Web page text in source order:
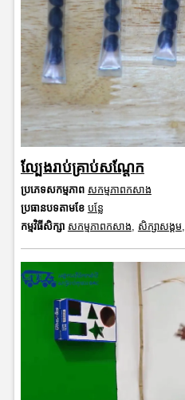
ល្បែងរាប់គ្រាប់សណ្តែក
ប្រភេទសកម្មភាព សកម្មភាពកសាង
ប្រធានបទតាមខែ បន្លែ
កម្មវិធីសិក្សា សកម្មភាពកសាង, សិក្សាសង្គម,